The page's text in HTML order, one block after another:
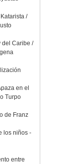
/
del Caribe /
en el
Turpo
de Franz
los niños -
entre